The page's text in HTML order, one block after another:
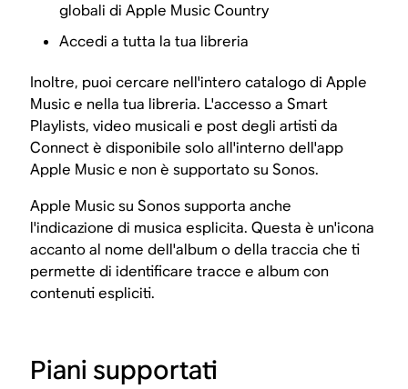
globali di Apple Music Country
Accedi a tutta la tua libreria
Inoltre, puoi cercare nell'intero catalogo di Apple
Music e nella tua libreria. L'accesso a Smart
Playlists, video musicali e post degli artisti da
Connect è disponibile solo all'interno dell'app
Apple Music e non è supportato su Sonos.
Apple Music su Sonos supporta anche
l'indicazione di musica esplicita. Questa è un'icona
accanto al nome dell'album o della traccia che ti
permette di identificare tracce e album con
contenuti espliciti.
Piani supportati